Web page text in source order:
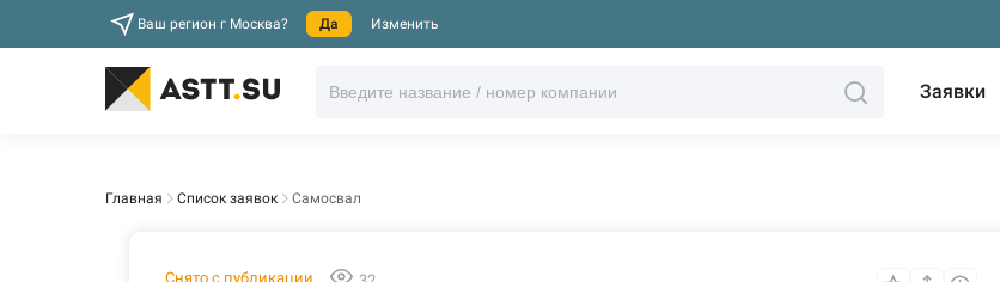
Ваш регион г Москва? Да Изменить
Заявки
Главная Список заявок Самосвал
Снято с публикации